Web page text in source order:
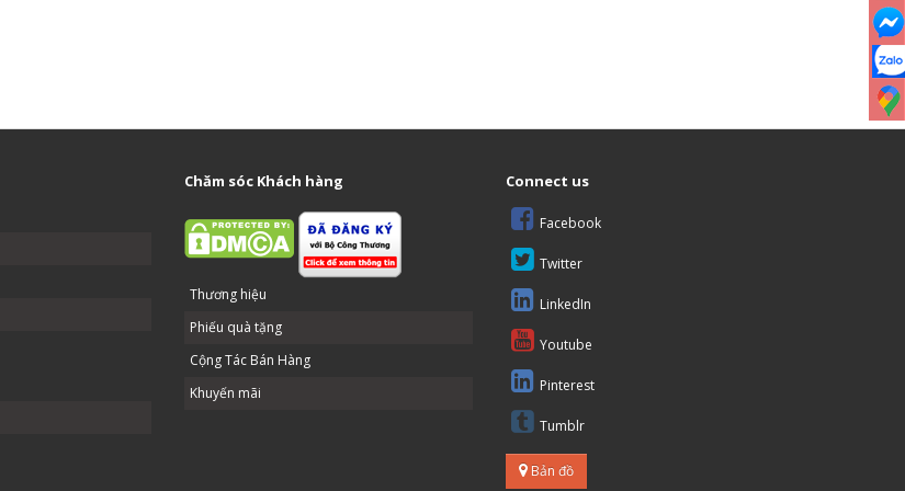
Chăm sóc Khách hàng
Thương hiệu
Phiếu quà tặng
Cộng Tác Bán Hàng
Khuyến mãi
Connect us
Facebook
Twitter
LinkedIn
Youtube
Pinterest
Tumblr
Bản đồ